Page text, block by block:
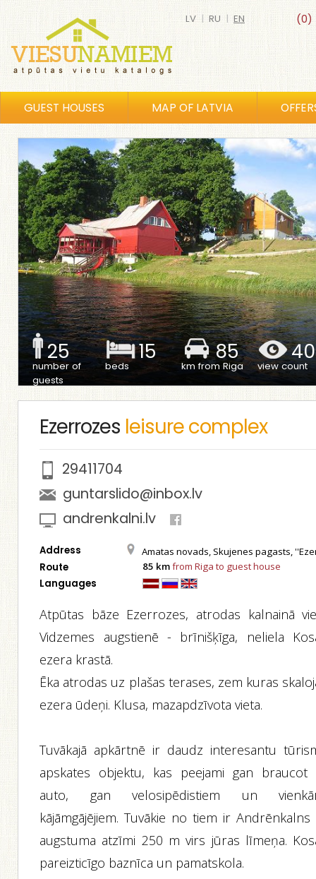
(0)
LV | RU | EN
GUEST HOUSES MAP OF LATVIA
25
number of
guests
15
beds
85
km from Riga view count
Ezerrozes leisure complex
29411704
guntarslido@inbox.lv
andrenkalni.lv
Address Amatas novads, Skujenes pagasts,
Route 85 kmfrom Riga to guest house
Languages
Atpūtas bāze Ezerrozes, atrodas kalnainā
Vidzemes augstienē - brīnišķīga, neliela
ezera krastā.
Ēka atrodas uz plašas terases, zem kuras
ezera ūdeņi. Klusa, mazapdzīvota vieta.
Tuvākajā apkārtnē ir daudz interesantu
apskates objektu, kas peejami gan braucot
auto, gan velosipēdistiem un
kājāmgājējiem. Tuvākie no tiem ir Andrēnkalns
augstuma atzīmi 250 m virs jūras līmeņa.
pareizticīgo baznīca un pamatskola.